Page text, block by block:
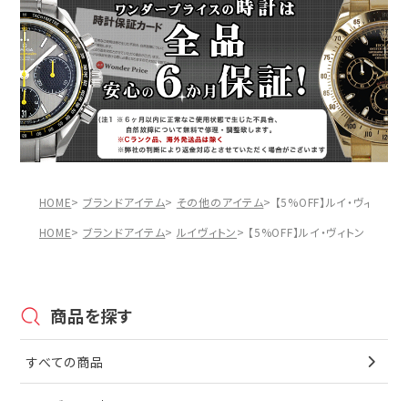
HOME ブランドアイテム その他のアイテム
【5%OFF】ルイ・ヴィト
HOME
ブランドアイテム ルイヴィトン 【5%OFF】ルイ・ヴィトン ミュ
商品を探す
すべての商品